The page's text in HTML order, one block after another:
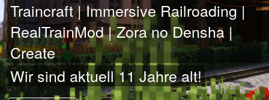
Traincraft | Immersive Railroading |
RealTrainMod | Zora no Densha |
Create
Wir sind aktuell11Jahre alt!